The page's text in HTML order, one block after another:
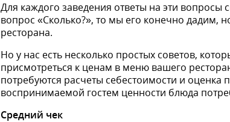
Для каждого заведения ответы на эти вопросы
вопрос «Сколько?», то мы его конечно дадим,
ресторана.
Но у нас есть несколько простых советов,
присмотреться к ценам в меню вашего
потребуются расчеты себестоимости и оценка
воспринимаемой гостем ценности блюда
Средний чек